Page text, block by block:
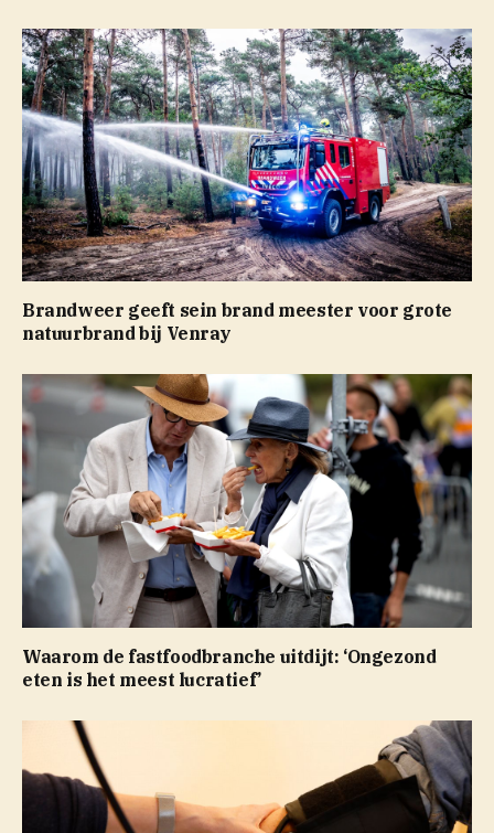
Brandweer geeft sein brand meester voor grote
natuurbrand bij Venray
Waarom de fastfoodbranche uitdijt: ‘Ongezond
eten is het meest lucratief’